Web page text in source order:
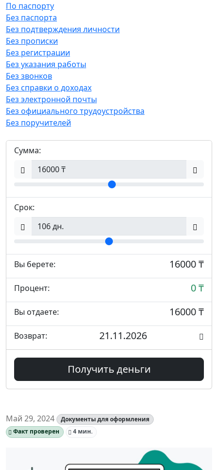
По паспорту
Без паспорта
Без подтверждения личности
Без прописки
Без регистрации
Без указания работы
Без звонков
Без справки о доходах
Без электронной почты
Без официального трудоустройства
Без поручителей
Сумма:
Срок:
Вы берете: 16000 ₸
Процент: 0 ₸
Вы отдаете: 16000 ₸
Возврат: 21.11.2026
Получить деньги
Май 29, 2024
Документы для оформления
Факт проверен
4 мин.